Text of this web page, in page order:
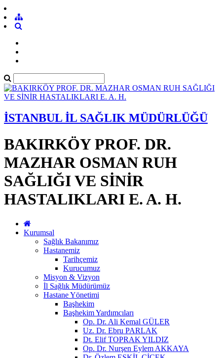
İSTANBUL İL SAĞLIK MÜDÜRLÜĞÜ
BAKIRKÖY PROF. DR.
MAZHAR OSMAN RUH
SAĞLIĞI VE SİNİR
HASTALIKLARI E. A. H.
Kurumsal
Sağlık Bakanımız
Hastanemiz
Tarihçemiz
Kurucumuz
Misyon & Vizyon
İl Sağlık Müdürümüz
Hastane Yönetimi
Başhekim
Başhekim Yardımcıları
Op. Dr. Ali Kemal GÜLER
Uz. Dr. Ebru PARLAK
Dt. Elif TOPRAK YILDIZ
Op. Dr. Nurşen Eylem AKKAYA